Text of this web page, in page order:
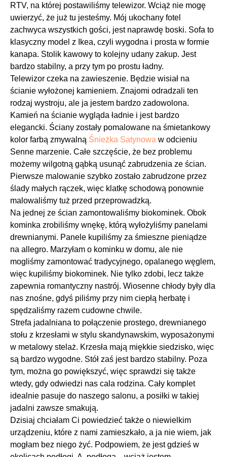
RTV, na której postawiliśmy telewizor. Wciąż nie mogę
uwierzyć, że już tu jesteśmy. Mój ukochany fotel
zachwyca wszystkich gości, jest naprawdę boski. Sofa to
klasyczny model z Ikea, czyli wygodna i prosta w formie
kanapa. Stolik kawowy to kolejny udany zakup. Jest
bardzo stabilny, a przy tym po prostu ładny.
Telewizor czeka na zawieszenie. Będzie wisiał na
ścianie wyłożonej kamieniem. Znajomi odradzali ten
rodzaj wystroju, ale ja jestem bardzo zadowolona.
Kamień na ścianie wygląda ładnie i jest bardzo
elegancki. Ściany zostały pomalowane na śmietankowy
kolor farbą zmywalną Śnieżka Satynowa w odcieniu
Senne marzenie. Całe szczęście, że bez problemu
możemy wilgotną gąbką usunąć zabrudzenia ze ścian.
Pierwsze malowanie szybko zostało zabrudzone przez
ślady małych rączek, więc klatkę schodową ponownie
malowaliśmy tuż przed przeprowadzką.
Na jednej ze ścian zamontowaliśmy biokominek. Obok
kominka zrobiliśmy wnękę, którą wyłożyliśmy panelami
drewnianymi. Panele kupiliśmy za śmieszne pieniądze
na allegro. Marzyłam o kominku w domu, ale nie
mogliśmy zamontować tradycyjnego, opalanego węglem,
więc kupiliśmy biokominek. Nie tylko zdobi, lecz także
zapewnia romantyczny nastrój. Wiosenne chłody były dla
nas znośne, gdyś piliśmy przy nim ciepłą herbatę i
spędzaliśmy razem cudowne chwile.
Strefa jadalniana to połączenie prostego, drewnianego
stołu z krzesłami w stylu skandynawskim, wyposażonymi
w metalowy stelaż. Krzesła mają miękkie siedzisko, więc
są bardzo wygodne. Stół zaś jest bardzo stabilny. Poza
tym, można go powiększyć, więc sprawdzi się także
wtedy, gdy odwiedzi nas cala rodzina. Cały komplet
idealnie pasuje do naszego salonu, a posiłki w takiej
jadalni zawsze smakują.
Dzisiaj chciałam Ci powiedzieć także o niewielkim
urządzeniu, które z nami zamieszkało, a ja nie wiem, jak
mogłam bez niego żyć. Podpowiem, że jest gdzieś w